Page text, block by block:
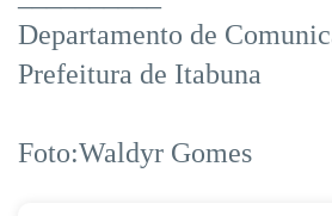
Departamento de
Prefeitura de Itabuna
Foto:Waldyr Gomes